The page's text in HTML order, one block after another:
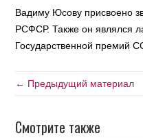
Вадиму Юсову присвоено
РСФСР. Также он являлся
Государственной премий
← Предыдущий материал
Смотрите также